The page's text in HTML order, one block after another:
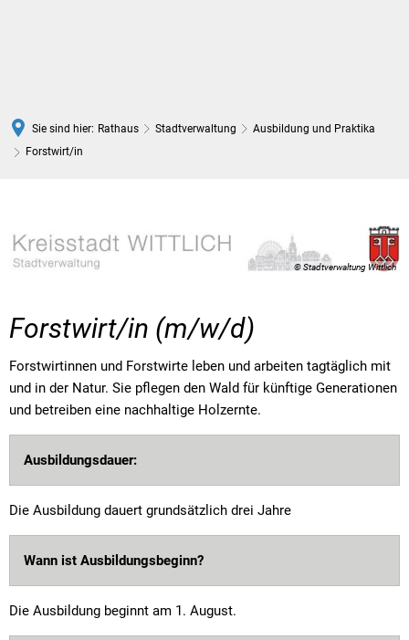
Sie sind hier: Rathaus Stadtverwaltung
Ausbildung und Praktika
Forstwirt/in
© Stadtverwaltung Wittlich
Forstwirt/in (m/w/d)
Forstwirtinnen und Forstwirte leben und arbeiten tagtäglich mit
und in der Natur. Sie pflegen den Wald für künftige Generationen
und betreiben eine nachhaltige Holzernte.
Ausbildungsdauer:
Die Ausbildung dauert grundsätzlich drei Jahre
Wann ist Ausbildungsbeginn?
Die Ausbildung beginnt am 1. August.